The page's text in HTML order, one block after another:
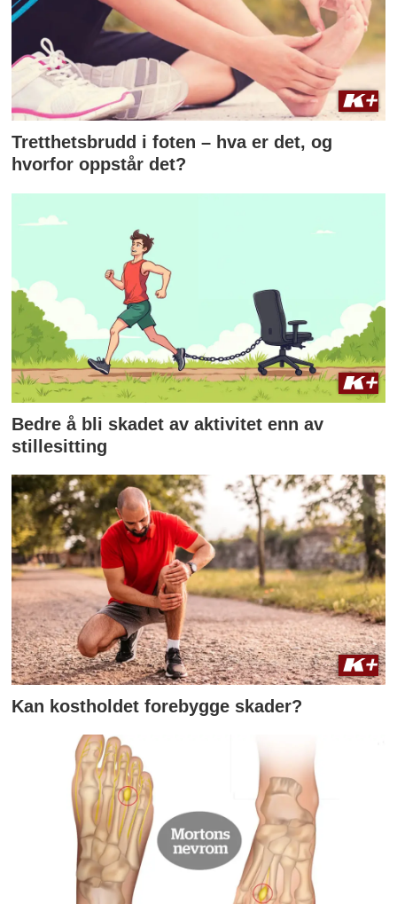
Tretthetsbrudd i foten – hva er det, og
hvorfor oppstår det?
Bedre å bli skadet av aktivitet enn av
stillesitting
Kan kostholdet forebygge skader?